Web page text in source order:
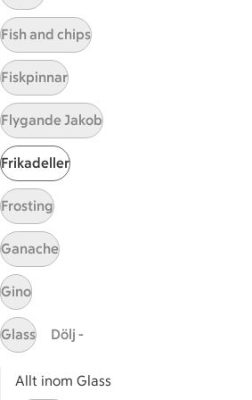
Sidfot
Start
Få snabbt svar
Prenumerera
Fish and chips
Fiskpinnar
Flygande Jakob
Frikadeller
Frosting
Ganache
Gino
Glass Dölj -
Allt inom Glass